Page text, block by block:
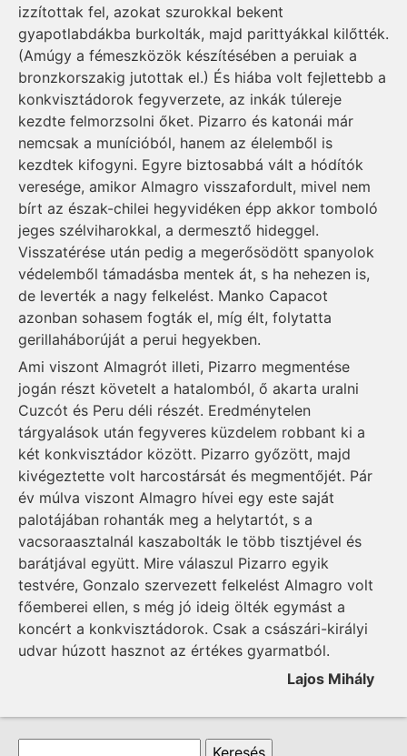
izzítottak fel, azokat szurokkal bekent
gyapotlabdákba burkolták, majd parittyákkal kilőtték.
(Amúgy a fémeszközök készítésében a peruiak a
bronzkorszakig jutottak el.) És hiába volt fejlettebb a
konkvisztádorok fegyverzete, az inkák túlereje
kezdte felmorzsolni őket. Pizarro és katonái már
nemcsak a munícióból, hanem az élelemből is
kezdtek kifogyni. Egyre biztosabbá vált a hódítók
veresége, amikor Almagro visszafordult, mivel nem
bírt az észak-chilei hegyvidéken épp akkor tomboló
jeges szélviharokkal, a dermesztő hideggel.
Visszatérése után pedig a megerősödött spanyolok
védelemből támadásba mentek át, s ha nehezen is,
de leverték a nagy felkelést. Manko Capacot
azonban sohasem fogták el, míg élt, folytatta
gerillaháborúját a perui hegyekben.
Ami viszont Almagrót illeti, Pizarro megmentése
jogán részt követelt a hatalomból, ő akarta uralni
Cuzcót és Peru déli részét. Eredménytelen
tárgyalások után fegyveres küzdelem robbant ki a
két konkvisztádor között. Pizarro győzött, majd
kivégeztette volt harcostársát és megmentőjét. Pár
év múlva viszont Almagro hívei egy este saját
palotájában rohanták meg a helytartót, s a
vacsoraasztalnál kaszabolták le több tisztjével és
barátjával együtt. Mire válaszul Pizarro egyik
testvére, Gonzalo szervezett felkelést Almagro volt
főemberei ellen, s még jó ideig ölték egymást a
koncért a konkvisztádorok. Csak a császári-királyi
udvar húzott hasznot az értékes gyarmatból.
Lajos Mihály
Keresés űrlap
Keresés